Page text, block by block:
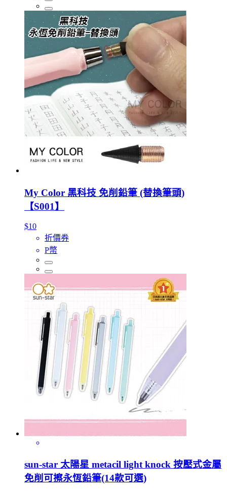
My Color 黑科技 免削鉛筆 (替換筆頭)
【S001】
$10
折價券
P幣
sun-star 太陽星 metacil light knock 按壓式金屬
免削可擦永恆鉛筆(14款可選)